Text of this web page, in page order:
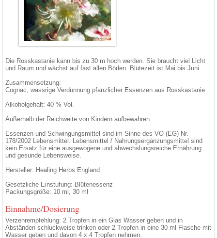
Die Rosskastanie kann bis zu 30 m hoch werden. Sie braucht viel Licht
und Raum und wächst auf fast allen Böden. Blütezeit ist Mai bis Juni.
Zusammensetzung:
Cognac, wässrige Verdünnung pfanzlicher Essenzen aus Rosskastanie
Alkoholgehalt: 40 % Vol.
Außerhalb der Reichweite von Kindern aufbewahren.
Essenzen und Schwingungsmittel sind im Sinne des VO (EG) Nr.
178/2002 Lebensmittel. Lebensmittel / Nahrungsergänzungsmittel sind
kein Ersatz für eine ausgewogene und abwechslungsreiche Ernährung
und gesunde Lebensweise.
Hersteller: Healing Herbs England
Gesetzliche Einstufung: Blütenessenz
Packungsgröße: 10 ml, 30 ml
Einnahme/Dosierung
Verzehrempfehlung: 2 Tropfen in ein Glas Wasser geben und in
Abständen schluckweise trinken oder 2 Tropfen in eine 30 ml Flasche mit
Wasser geben und davon 4 x 4 Tropfen nehmen.